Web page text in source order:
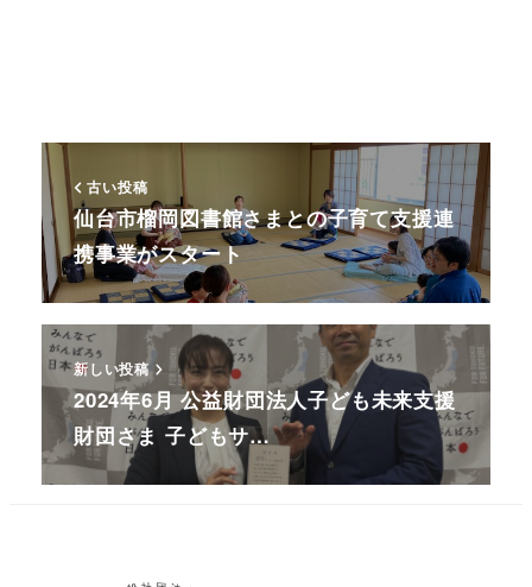
古い投稿
仙台市榴岡図書館さまとの子育て支援連
携事業がスタート
新しい投稿
2024年6月 公益財団法人子ども未来支援
財団さま 子どもサ…